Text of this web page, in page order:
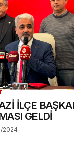
İLÇE
GELDİ
2024